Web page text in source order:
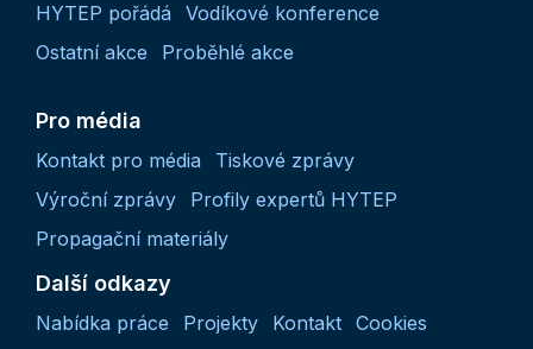
HYTEP pořádá
Vodíkové konference
Ostatní akce
Proběhlé akce
Pro média
Kontakt pro média
Tiskové zprávy
Výroční zprávy
Profily expertů HYTEP
Propagační materiály
Další odkazy
Nabídka práce Projekty Kontakt Cookies